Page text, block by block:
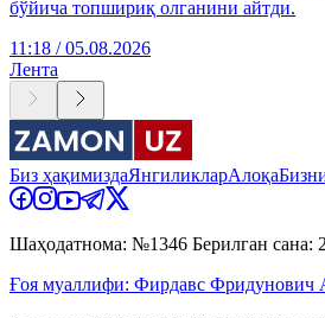
бўйича топшириқ олганини айтди.
11:18 / 05.08.2026
Лента
Биз ҳақимиздаЯнгиликларАлоқа
Шаҳодатнома: №1346 Берилган сана:
Ғоя муаллифи: Фирдавс Фридунович